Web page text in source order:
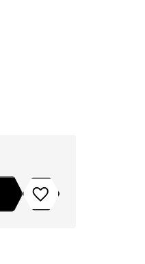
Toevoegen aan verlanglijstje